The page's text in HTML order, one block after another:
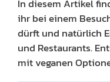
In diesem Artikel
ihr bei einem
dürft und natürlich
und Restaurants.
mit veganen